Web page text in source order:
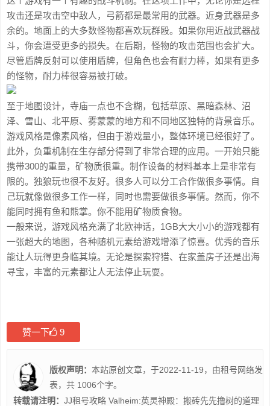
攻击还是攻击空中敌人，弓箭都是最常用的武器。近身武器是多
余的。地面上的大多数怪物都喜欢玩群殴。如果你用近战武器战
斗，你会遭受更多的损失。在后期，怪物的攻击范围也会扩大。
尽管盾牌反射可以使用盾牌，但角色也会有耐力棒，如果有更多
的怪物，耐力棒很容易被打破。
至于地图设计，寺庙一点也不含糊，包括草原、黑暗森林、沼
泽、雪山、北平原、雾蒙蒙的地方和不同地区独特的背景音乐。
游戏风格是像素风格，但由于游戏量小，整体环境已经很好了。
此外，负重机制在生存部分得到了非常合理的应用。一开始只能
携带300的重量，矿物质很重。制作设备的材料基本上是非常有
限的。独狼玩也很不友好。很多人可以分工合作做很多事情。自
己玩就像做很多工作一样，同时也需要做很多事情。然而，你不
能同时拥有鱼和熊掌。你不能用矿物质食物。
一般来说，游戏风格充满了北欧神话，1GB大大小小的游戏都有
一张超大的地图，各种随机元素给游戏增添了惊喜。优秀的音乐
能让人玩得更身临其境。无论是探索狩猎、在家盖房子还是出海
寻宝，丰富的元素都让人无法停止玩耍。
赞一下 9
版权声明： 本站原创文章，于2022-11-19，由租号网络发
表，共 1006个字。
转载请注明： JJ租号攻略 Valheim:英灵神殿：搬砖先先撸树的道理